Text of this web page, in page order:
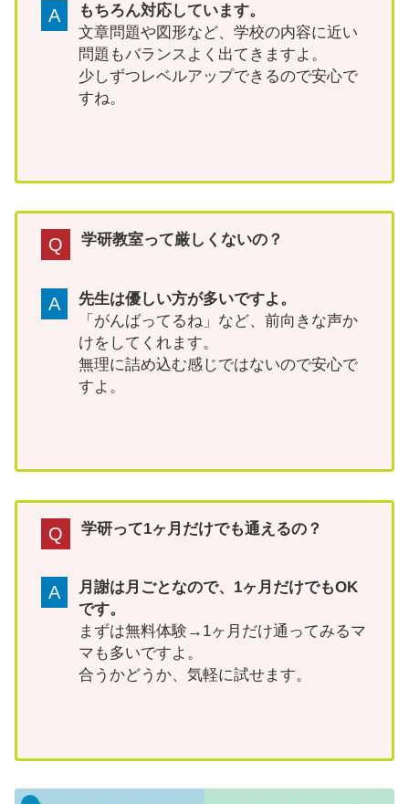
A
もちろん対応しています。
文章問題や図形など、学校の内容に近い
問題もバランスよく出てきますよ。
少しずつレベルアップできるので安心で
すね。
Q 学研教室って厳しくないの？
A
先生は優しい方が多いですよ。
「がんばってるね」など、前向きな声か
けをしてくれます。
無理に詰め込む感じではないので安心で
すよ。
Q 学研って1ヶ月だけでも通えるの？
A
月謝は月ごとなので、1ヶ月だけでもOK
です。
まずは無料体験→1ヶ月だけ通ってみるマ
マも多いですよ。
合うかどうか、気軽に試せます。